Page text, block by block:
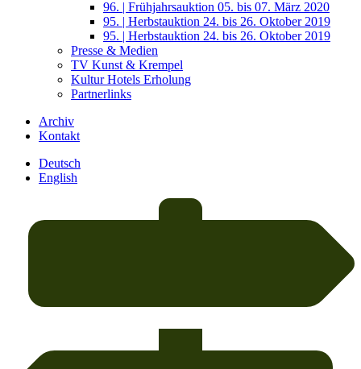
96. | Frühjahrsauktion 05. bis 07. März 2020
95. | Herbstauktion 24. bis 26. Oktober 2019
95. | Herbstauktion 24. bis 26. Oktober 2019
Presse & Medien
TV Kunst & Krempel
Kultur Hotels Erholung
Partnerlinks
Archiv
Kontakt
Deutsch
English